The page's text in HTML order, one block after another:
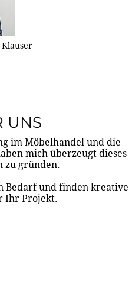
Klauser
UNS
im Möbelhandel und die
mich überzeugt dieses
zu gründen.
Bedarf und finden kreative
Ihr Projekt.